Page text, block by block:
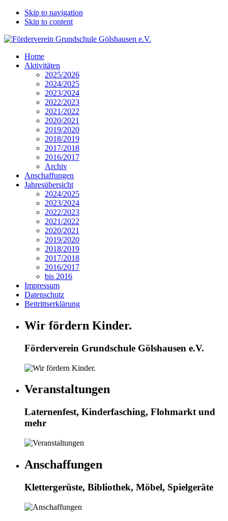
Skip to navigation
Skip to content
Home
Aktivitäten
2025/2026
2024/2025
2023/2024
2022/2023
2021/2022
2020/2021
2019/2020
2018/2019
2017/2018
2016/2017
Archiv
Anschaffungen
Jahresübersicht
2024/2025
2023/2024
2022/2023
2021/2022
2020/2021
2019/2020
2018/2019
2017/2018
2016/2017
bis 2016
Impressum
Datenschutz
Beitrittserklärung
Wir fördern Kinder.
Förderverein Grundschule Gölshausen e.V.
Veranstaltungen
Laternenfest, Kinderfasching, Flohmarkt und
mehr
Anschaffungen
Klettergerüste, Bibliothek, Möbel, Spielgeräte